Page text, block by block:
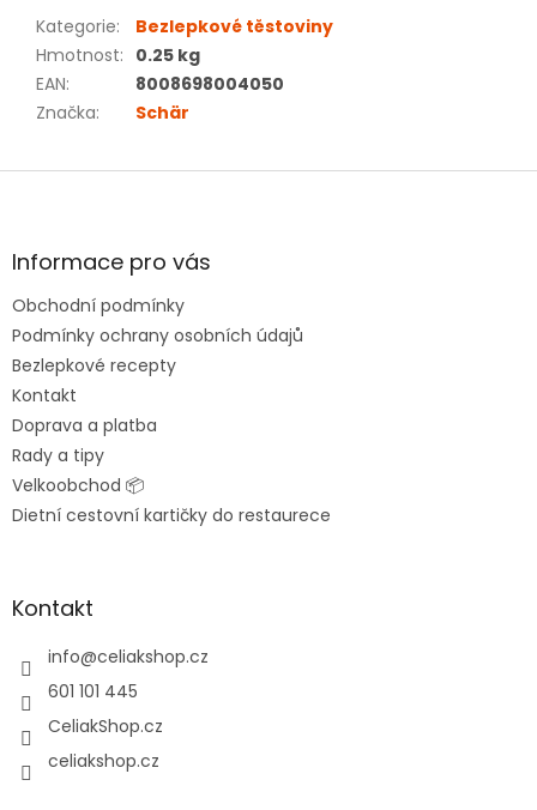
Kategorie:
Bezlepkové těstoviny
Hmotnost: 0.25 kg
EAN:
8008698004050
Značka: Schär
Z
aInformace pro vás
Obchodní podmínky
Podmínky ochrany osobních údajů
Bezlepkové recepty
Kontakt
Doprava a platba
Rady a tipy
Velkoobchod 📦
Dietní cestovní kartičky do restaurece
Kontakt
info@celiakshop.cz
601 101 445
CeliakShop.cz
celiakshop.cz